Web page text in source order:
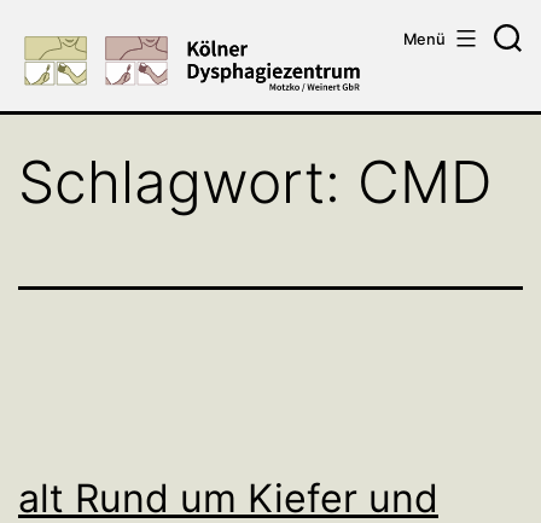
Inhalt
springen
Menü
Schlagwort: CMD
alt Rund um Kiefer und